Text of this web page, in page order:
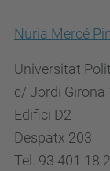
Nuria Mercé
Universitat
c/ Jordi Girona
Edifici D2
Despatx 203
Tel. 93 401 18